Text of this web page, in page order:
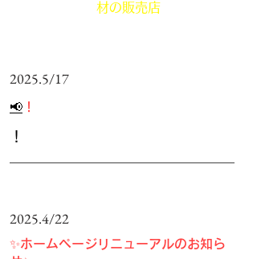
材の販売店
2025.5/17
📢 ！
！
2025.4/22
✨ホームページリニューアルのお知ら